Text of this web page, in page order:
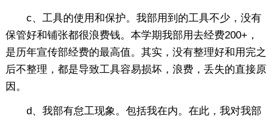
c、工具的使用和保护。我部用到的工具不少，没有
保管好和铺张都很浪费钱。本学期我部用去经费200+，
是历年宣传部经费的最高值。其实，没有整理好和用完之
后不整理，都是导致工具容易损坏，浪费，丢失的直接原
因。
d、我部有怠工现象。包括我在内。在此，我对我部